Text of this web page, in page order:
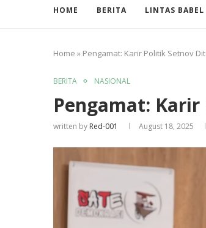
HOME BERITA LINTAS BABEL
Home » Pengamat: Karir Politik Setnov
BERITA NASIONAL
Pengamat:
written by Red-001 August 18, 2025